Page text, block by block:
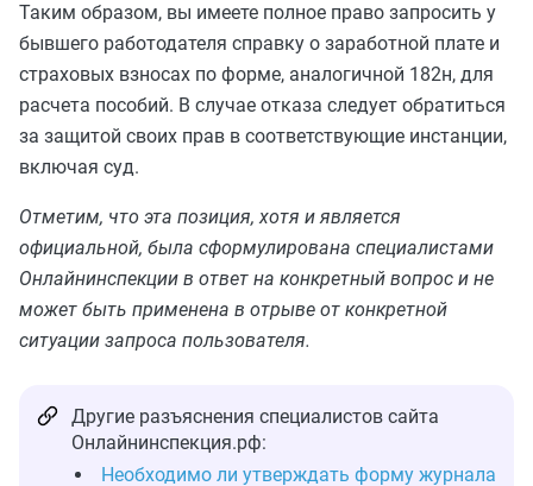
Таким образом, вы имеете полное право запросить у
бывшего работодателя справку о заработной плате и
страховых взносах по форме, аналогичной 182н, для
расчета пособий. В случае отказа следует обратиться
за защитой своих прав в соответствующие инстанции,
включая суд.
Отметим, что эта позиция, хотя и является
официальной, была сформулирована специалистами
Онлайнинспекции в ответ на конкретный вопрос и не
может быть применена в отрыве от конкретной
ситуации запроса пользователя.
Другие разъяснения специалистов сайта
Онлайнинспекция.рф:
Необходимо ли утверждать форму журнала